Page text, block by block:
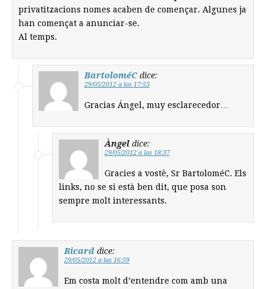
privatitzacions nomes acaben de començar. Algunes ja
han començat a anunciar-se.
Al temps.
BartoloméC dice:
29/05/2012 a las 17:53
Gracias Ángel, muy esclarecedor…
Àngel dice:
29/05/2012 a las 18:37
Gracies a vostè, Sr BartoloméC. Els
links, no se si està ben dit, que posa son
sempre molt interessants.
Ricard dice:
29/05/2012 a las 16:59
Em costa molt d’entendre com amb una